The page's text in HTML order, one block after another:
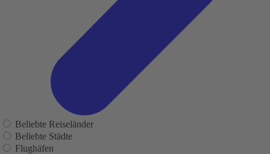
Beliebte Reiseländer
Beliebte Städte
Flughäfen